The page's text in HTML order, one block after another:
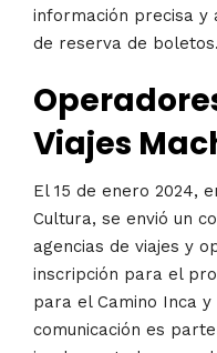
información precisa y
de reserva de boletos.
Viajes
El 15 de enero 2024,
Cultura, se envió un
agencias de viajes y
inscripción para el
para el Camino Inca y
comunicación es